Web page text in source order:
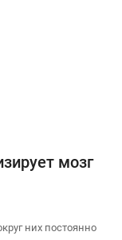
мозг
них постоянно